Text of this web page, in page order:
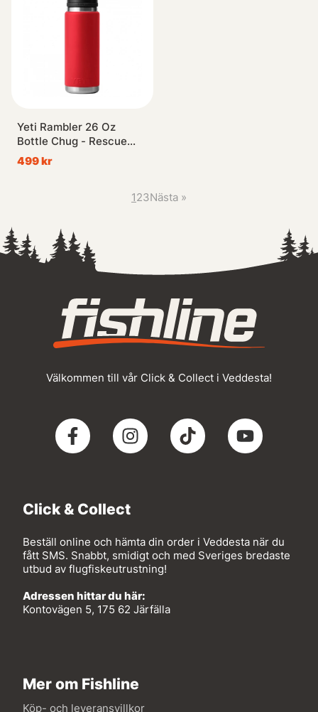
Yeti Rambler 26 Oz
Bottle Chug - Rescue
Red
499 kr
123Nästa »
Välkommen till vår Click & Collect i Veddesta!
Click & Collect
Beställ online och hämta din order i Veddesta när du
fått SMS. Snabbt, smidigt och med Sveriges bredaste
utbud av flugfiskeutrustning!
Adressen hittar du här:
Kontovägen 5, 175 62 Järfälla
Mer om Fishline
Köp- och leveransvillkor